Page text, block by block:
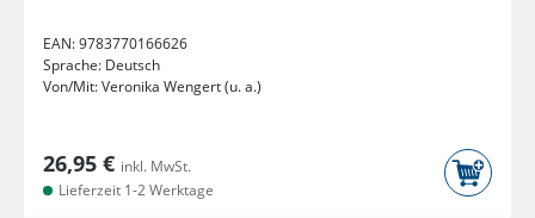
EAN:9783770166626
Sprache: Deutsch
Von/Mit:Veronika Wengert (u. a.)
26,95 € inkl. MwSt.
Lieferzeit 1-2 Werktage